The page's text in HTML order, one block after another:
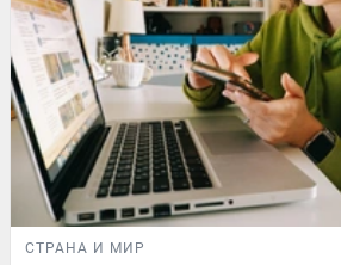
СТРАНА И МИР